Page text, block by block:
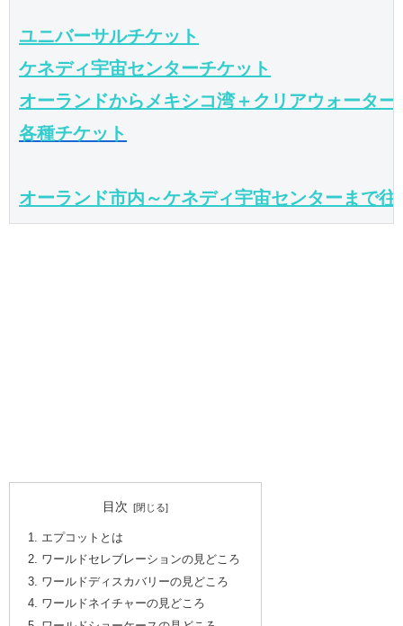
ユニバーサルチケット
ケネディ宇宙センターチケット
オーランドからメキシコ湾＋クリアウォータ
各種チケット
オーランド市内～ケネディ宇宙センターまで
目次
エプコットとは
ワールドセレブレーションの見どころ
ワールドディスカバリーの見どころ
ワールドネイチャーの見どころ